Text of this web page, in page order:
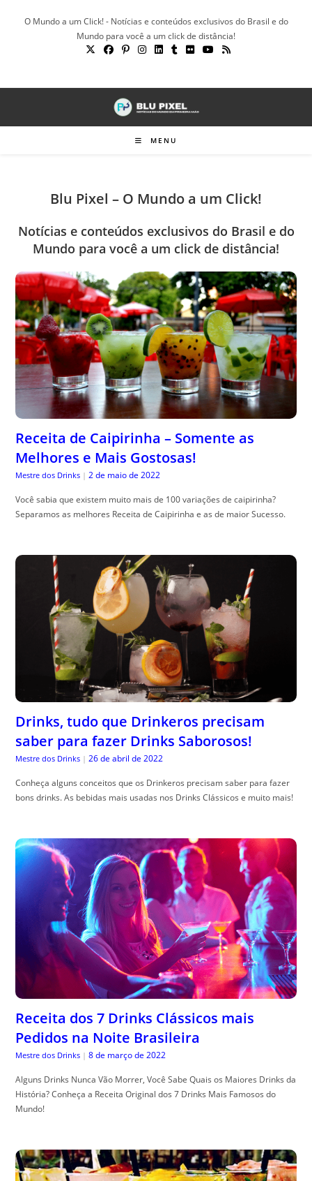
O Mundo a um Click! - Notícias e conteúdos exclusivos do Brasil e do
Mundo para você a um click de distância!
MENU
Blu Pixel – O Mundo a um Click!
Notícias e conteúdos exclusivos do Brasil e do
Mundo para você a um click de distância!
Receita de Caipirinha – Somente as
Melhores e Mais Gostosas!
Mestre dos Drinks | 2 de maio de 2022
Você sabia que existem muito mais de 100 variações de caipirinha?
Separamos as melhores Receita de Caipirinha e as de maior Sucesso.
Drinks, tudo que Drinkeros precisam
saber para fazer Drinks Saborosos!
Mestre dos Drinks | 26 de abril de 2022
Conheça alguns conceitos que os Drinkeros precisam saber para fazer
bons drinks. As bebidas mais usadas nos Drinks Clássicos e muito mais!
Receita dos 7 Drinks Clássicos mais
Pedidos na Noite Brasileira
Mestre dos Drinks | 8 de março de 2022
Alguns Drinks Nunca Vão Morrer, Você Sabe Quais os Maiores Drinks da
História? Conheça a Receita Original dos 7 Drinks Mais Famosos do
Mundo!